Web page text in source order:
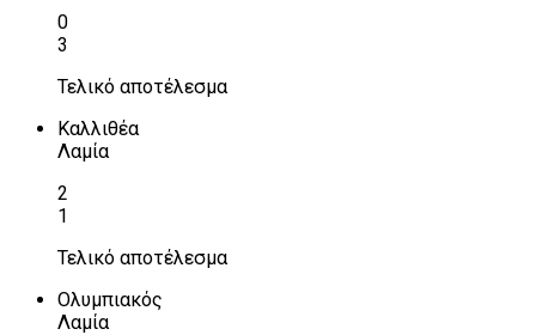
0
3
Τελικό αποτέλεσμα
Καλλιθέα
Λαμία
2
1
Τελικό αποτέλεσμα
Ολυμπιακός
Λαμία